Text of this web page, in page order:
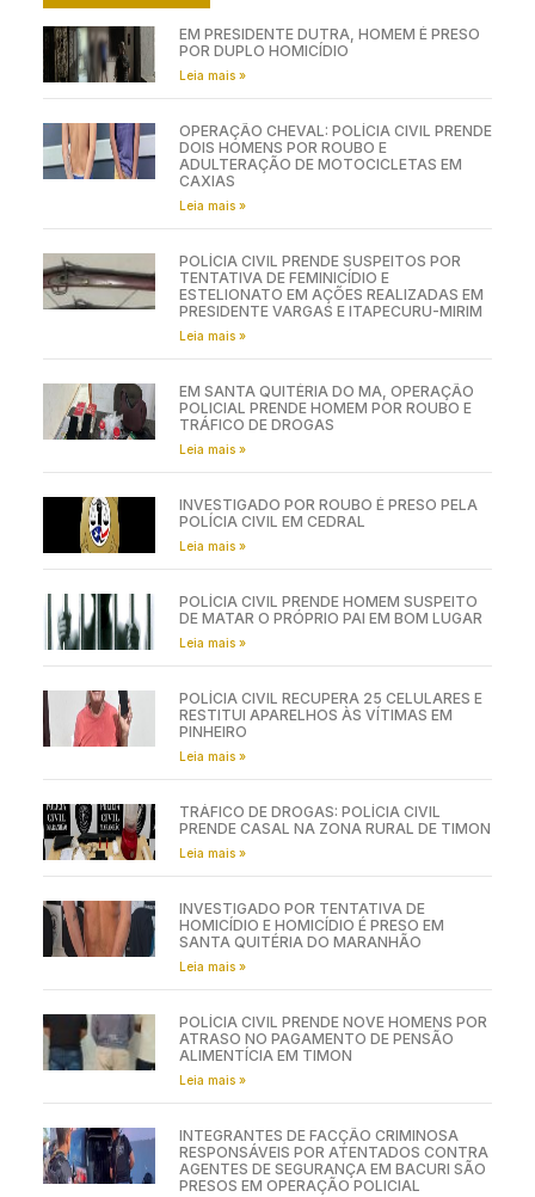
EM PRESIDENTE DUTRA, HOMEM É PRESO
POR DUPLO HOMICÍDIO
Leia mais »
OPERAÇÃO CHEVAL: POLÍCIA CIVIL PRENDE
DOIS HOMENS POR ROUBO E
ADULTERAÇÃO DE MOTOCICLETAS EM
CAXIAS
Leia mais »
POLÍCIA CIVIL PRENDE SUSPEITOS POR
TENTATIVA DE FEMINICÍDIO E
ESTELIONATO EM AÇÕES REALIZADAS EM
PRESIDENTE VARGAS E ITAPECURU-MIRIM
Leia mais »
EM SANTA QUITÉRIA DO MA, OPERAÇÃO
POLICIAL PRENDE HOMEM POR ROUBO E
TRÁFICO DE DROGAS
Leia mais »
INVESTIGADO POR ROUBO É PRESO PELA
POLÍCIA CIVIL EM CEDRAL
Leia mais »
POLÍCIA CIVIL PRENDE HOMEM SUSPEITO
DE MATAR O PRÓPRIO PAI EM BOM LUGAR
Leia mais »
POLÍCIA CIVIL RECUPERA 25 CELULARES E
RESTITUI APARELHOS ÀS VÍTIMAS EM
PINHEIRO
Leia mais »
TRÁFICO DE DROGAS: POLÍCIA CIVIL
PRENDE CASAL NA ZONA RURAL DE TIMON
Leia mais »
INVESTIGADO POR TENTATIVA DE
HOMICÍDIO E HOMICÍDIO É PRESO EM
SANTA QUITÉRIA DO MARANHÃO
Leia mais »
POLÍCIA CIVIL PRENDE NOVE HOMENS POR
ATRASO NO PAGAMENTO DE PENSÃO
ALIMENTÍCIA EM TIMON
Leia mais »
INTEGRANTES DE FACÇÃO CRIMINOSA
RESPONSÁVEIS POR ATENTADOS CONTRA
AGENTES DE SEGURANÇA EM BACURI SÃO
PRESOS EM OPERAÇÃO POLICIAL